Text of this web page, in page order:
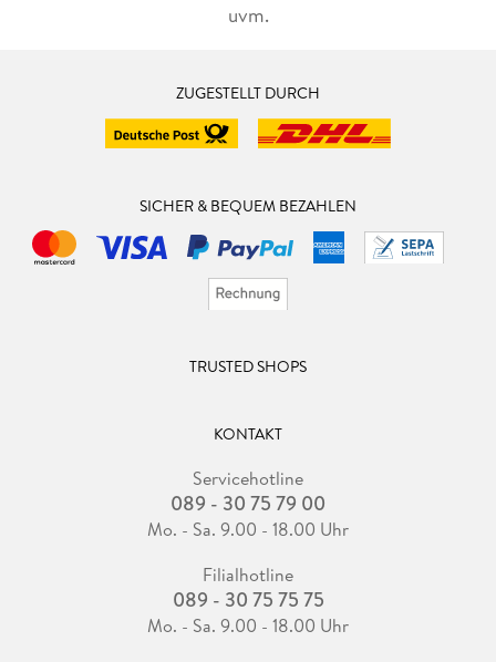
uvm.
ZUGESTELLT DURCH
SICHER & BEQUEM BEZAHLEN
TRUSTED SHOPS
KONTAKT
Servicehotline
089 - 30 75 79 00
Mo. - Sa. 9.00 - 18.00 Uhr
Filialhotline
089 - 30 75 75 75
Mo. - Sa. 9.00 - 18.00 Uhr